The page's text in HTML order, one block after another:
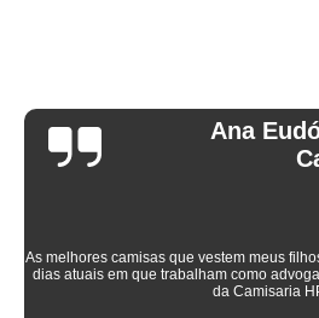
Ana
As melhores camisas que vestem meus
dias atuais em que trabalham como
da Camisaria